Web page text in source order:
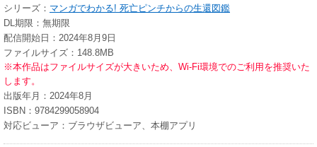
シリーズ： マンガでわかる! 死亡ピンチからの生還図鑑
DL期限：無期限
配信開始日：2024年8月9日
ファイルサイズ：148.8MB
※本作品はファイルサイズが大きいため、Wi-Fi環境でのご利用を推奨いた
します。
出版年月：2024年8月
ISBN：9784299058904
対応ビューア：ブラウザビューア、本棚アプリ